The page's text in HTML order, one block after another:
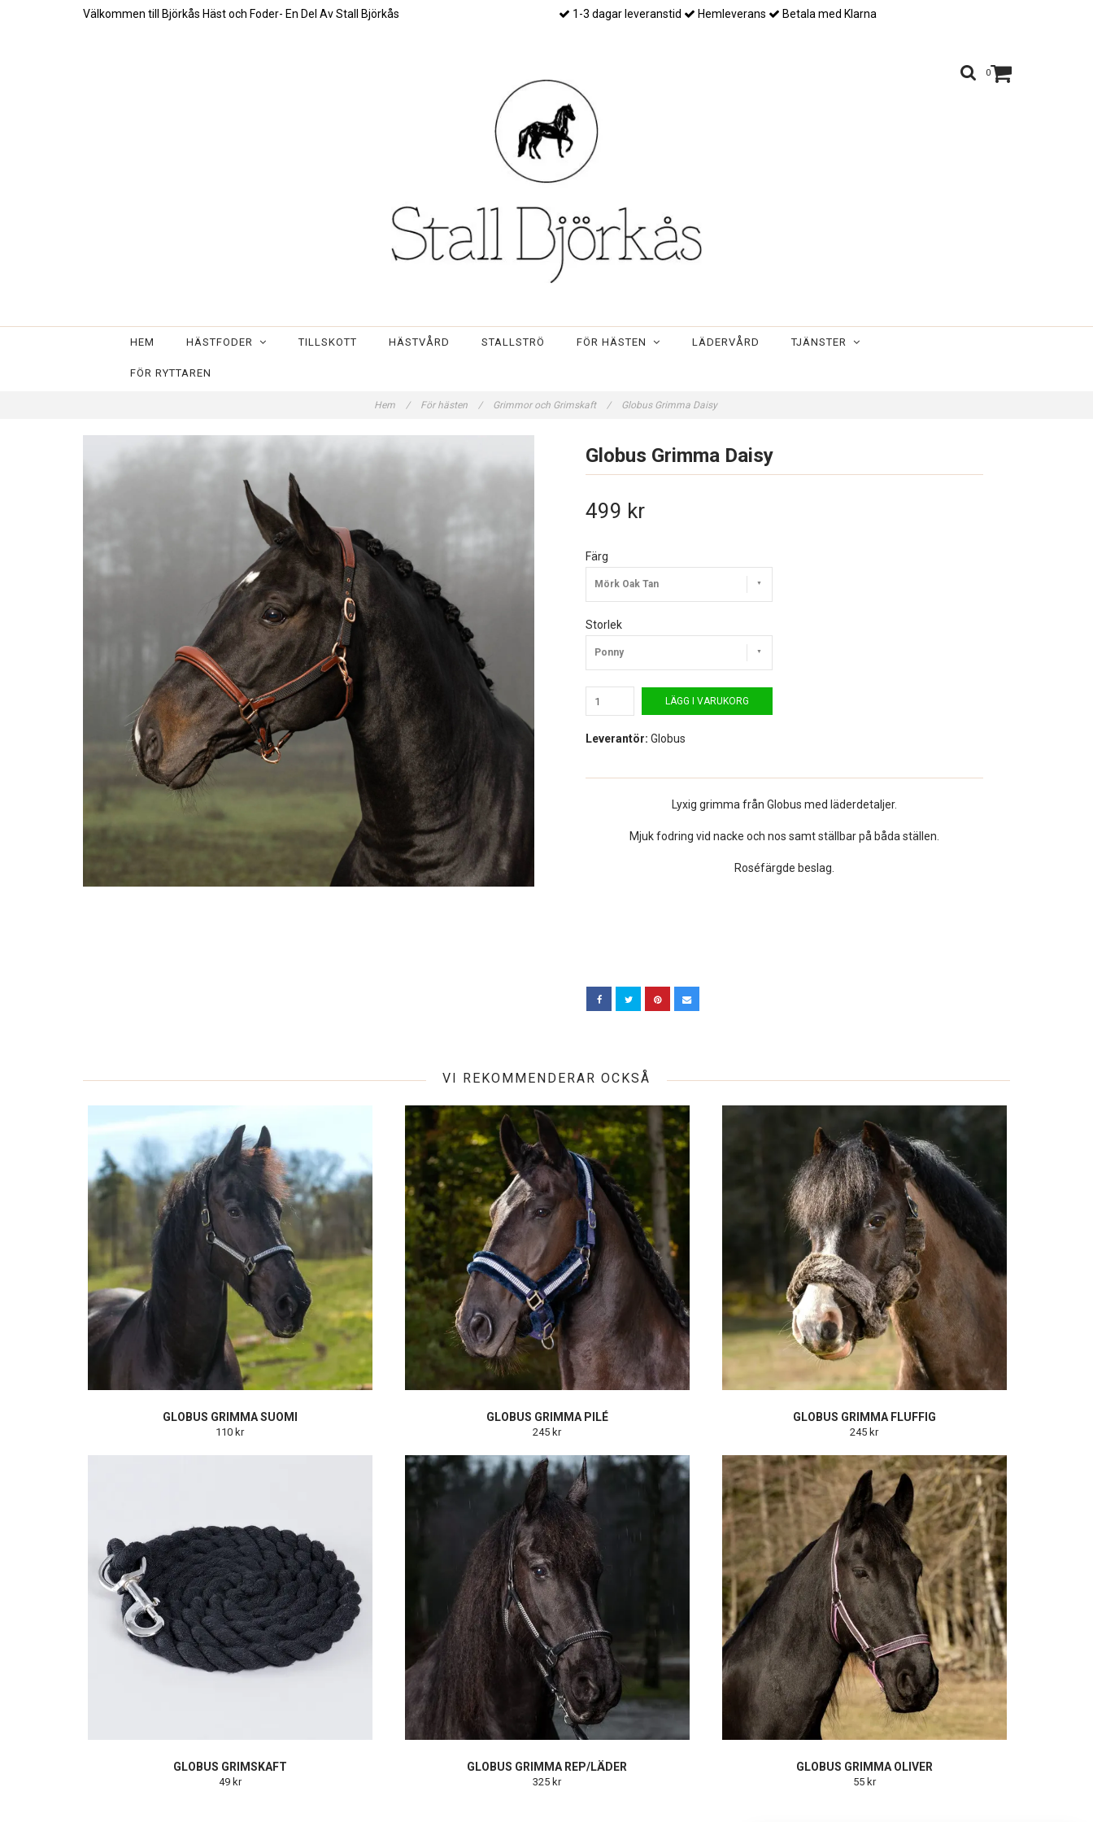
Välkommen till Björkås Häst och Foder- En Del Av Stall Björkås 1-3 dagar leveranstid Hemleverans Betala med Klarna
0
HEM HÄSTFODER TILLSKOTT HÄSTVÅRD STALLSTRÖ FÖR HÄSTEN LÄDERVÅRD TJÄNSTER
FÖR RYTTAREN
Hem / För hästen / Grimmor och Grimskaft / Globus Grimma Daisy
Globus Grimma Daisy
499 kr
Färg
Mörk Oak Tan
Storlek
Ponny
LÄGG I VARUKORG
Leverantör: Globus
Lyxig grimma från Globus med läderdetaljer.
Mjuk fodring vid nacke och nos samt ställbar på båda ställen.
Roséfärgde beslag.
VI REKOMMENDERAR OCKSÅ
GLOBUS GRIMMA SUOMI
110 kr
GLOBUS GRIMMA PILÉ
245 kr
GLOBUS GRIMMA FLUFFIG
245 kr
GLOBUS GRIMSKAFT
49 kr
GLOBUS GRIMMA REP/LÄDER
325 kr
GLOBUS GRIMMA OLIVER
55 kr